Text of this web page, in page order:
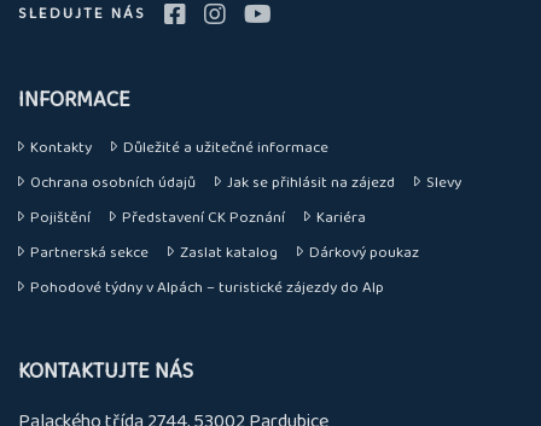
SLEDUJTE NÁS
INFORMACE
Kontakty
Důležité a užitečné informace
Ochrana osobních údajů
Jak se přihlásit na zájezd
Slevy
Pojištění
Představení CK Poznání
Kariéra
Partnerská sekce
Zaslat katalog
Dárkový poukaz
Pohodové týdny v Alpách – turistické zájezdy do Alp
KONTAKTUJTE NÁS